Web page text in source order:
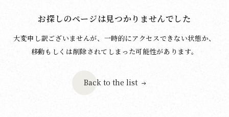
お探しのページは見つかりませんでした
大変申し訳ございませんが、一時的にアクセスできない状態か、
移動もしくは削除されてしまった可能性があります。
Back to the list